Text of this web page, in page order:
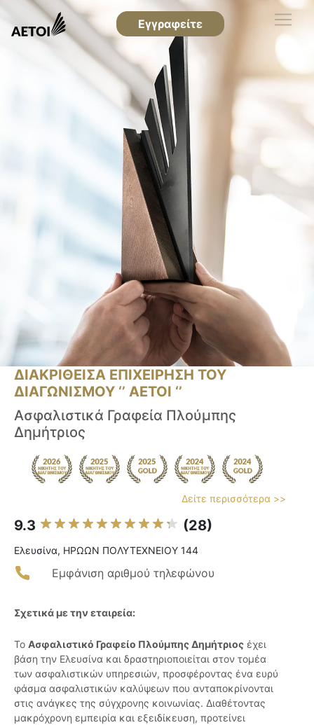
Εγγραφείτε
ΔΙΑΚΡΙΘΕΙΣΑ ΕΠΙΧΕΙΡΗΣΗ ΤΟΥ
ΔΙΑΓΩΝΙΣΜΟΥ ‘’ ΑΕΤΟΙ ‘’
Ασφαλιστικά Γραφεία Πλούμπης
Δημήτριος
Δείτε περισσότερα >>
9.3 (28)
Ελευσίνα, ΗΡΩΩΝ ΠΟΛΥΤΕΧΝΕΙΟΥ 144
Εμφάνιση αριθμού τηλεφώνου
Σχετικά με την εταιρεία:
Το Ασφαλιστικό Γραφείο Πλούμπης Δημήτριος έχει
βάση την Ελευσίνα και δραστηριοποιείται στον τομέα
των ασφαλιστικών υπηρεσιών, προσφέροντας ένα ευρύ
φάσμα ασφαλιστικών καλύψεων που ανταποκρίνονται
στις ανάγκες της σύγχρονης κοινωνίας. Διαθέτοντας
μακρόχρονη εμπειρία και εξειδίκευση, προτείνει